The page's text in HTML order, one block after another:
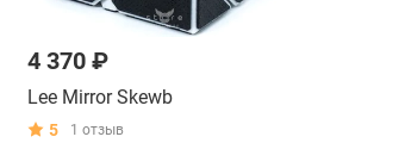
4 370 ₽
Lee Mirror Skewb
5 1 отзыв